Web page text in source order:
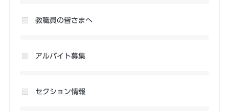
教職員の皆さまへ
アルバイト募集
セクション情報